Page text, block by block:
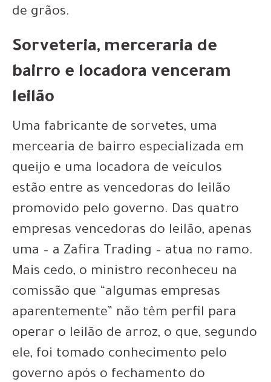
de grãos.
Sorveteria, merceraria de
bairro e locadora venceram
leilão
Uma fabricante de sorvetes, uma
mercearia de bairro especializada em
queijo e uma locadora de veículos
estão entre as vencedoras do leilão
promovido pelo governo. Das quatro
empresas vencedoras do leilão, apenas
uma – a Zafira Trading – atua no ramo.
Mais cedo, o ministro reconheceu na
comissão que “algumas empresas
aparentemente” não têm perfil para
operar o leilão de arroz, o que, segundo
ele, foi tomado conhecimento pelo
governo após o fechamento do